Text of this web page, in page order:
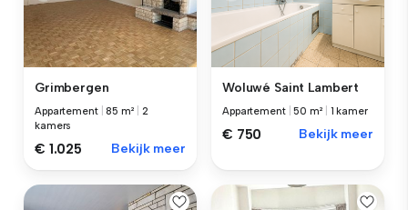
Grimbergen
Appartement |85 m²
2
kamers
€ 1.025 Bekijk meer
Woluwé Saint Lambert
Appartement |50 m² 1 kamer
€ 750 Bekijk meer